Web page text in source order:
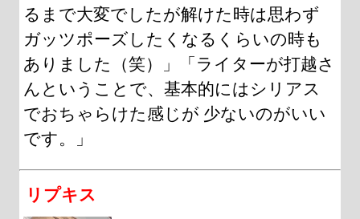
るまで大変でしたが解けた時は思わず
ガッツポーズしたくなるくらいの時も
ありました（笑）」「ライターが打越さ
んということで、基本的にはシリアス
でおちゃらけた感じが 少ないのがいい
です。」
リプキス